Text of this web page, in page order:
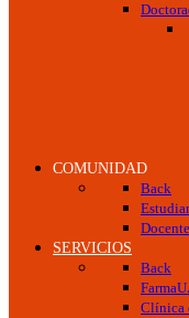
COMUNIDAD
Back
SERVICIOS
Back
Clínica